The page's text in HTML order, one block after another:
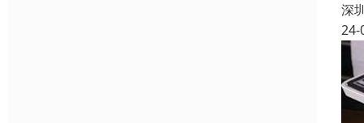
深
24-